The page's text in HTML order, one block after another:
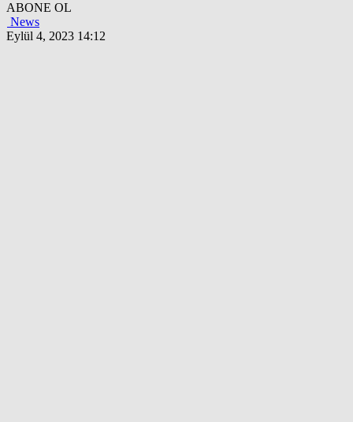
ABONE OL
News
Eylül 4, 2023 14:12